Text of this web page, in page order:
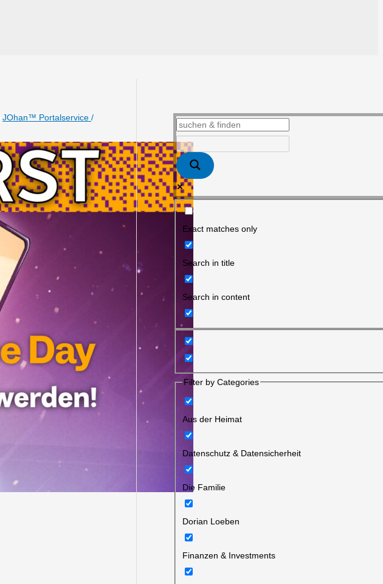
JOhan™ Portalservice /
Exact matches only
Search in title
Search in content
Filter by Categories
Aus der Heimat
Datenschutz & Datensicherheit
Die Familie
Dorian Loeben
Finanzen & Investments